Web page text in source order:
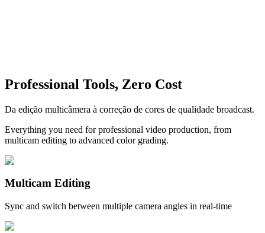
Professional Tools, Zero Cost
Da edição multicâmera à correção de cores de qualidade broadcast.
Everything you need for professional video production, from
multicam editing to advanced color grading.
Multicam Editing
Sync and switch between multiple camera angles in real-time